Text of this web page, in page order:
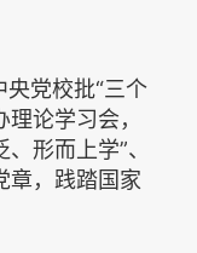
党校批“三个
论学习会，
形而上学”、
章，践踏国家